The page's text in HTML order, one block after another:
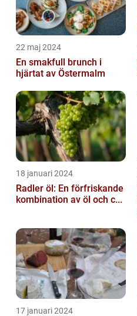
22 maj 2024
En smakfull brunch i
hjärtat av Östermalm
18 januari 2024
Radler öl: En förfriskande
kombination av öl och c...
17 januari 2024